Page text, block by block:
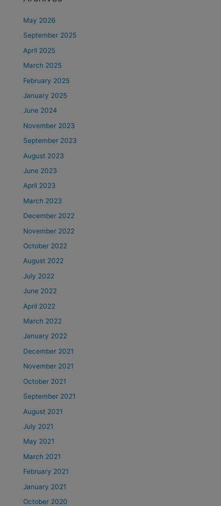
May 2026
September 2025
April 2025
March 2025
February 2025
January 2025
June 2024
November 2023
September 2023
August 2023
June 2023
April 2023
March 2023
December 2022
November 2022
October 2022
August 2022
July 2022
June 2022
April 2022
March 2022
January 2022
December 2021
November 2021
October 2021
September 2021
August 2021
July 2021
May 2021
March 2021
February 2021
January 2021
October 2020